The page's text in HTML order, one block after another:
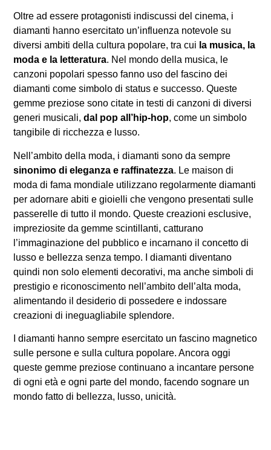
Oltre ad essere protagonisti indiscussi del cinema, i
diamanti hanno esercitato un’influenza notevole su
diversi ambiti della cultura popolare, tra cui la musica, la
moda e la letteratura. Nel mondo della musica, le
canzoni popolari spesso fanno uso del fascino dei
diamanti come simbolo di status e successo. Queste
gemme preziose sono citate in testi di canzoni di diversi
generi musicali,dal pop all’hip-hop, come un simbolo
tangibile di ricchezza e lusso.
Nell’ambito della moda, i diamanti sono da sempre
sinonimo di eleganza e raffinatezza. Le maison di
moda di fama mondiale utilizzano regolarmente diamanti
per adornare abiti e gioielli che vengono presentati sulle
passerelle di tutto il mondo. Queste creazioni esclusive,
impreziosite da gemme scintillanti, catturano
l’immaginazione del pubblico e incarnano il concetto di
lusso e bellezza senza tempo. I diamanti diventano
quindi non solo elementi decorativi, ma anche simboli di
prestigio e riconoscimento nell’ambito dell’alta moda,
alimentando il desiderio di possedere e indossare
creazioni di ineguagliabile splendore.
I diamanti hanno sempre esercitato un fascino magnetico
sulle persone e sulla cultura popolare. Ancora oggi
queste gemme preziose continuano a incantare persone
di ogni età e ogni parte del mondo, facendo sognare un
mondo fatto di bellezza, lusso, unicità.